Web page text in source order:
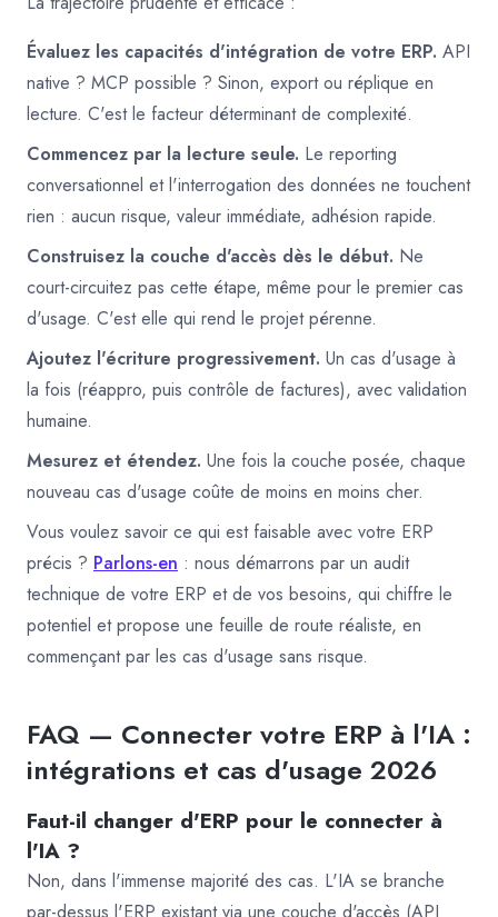
Évaluez les capacités d'intégration de votre ERP. API
native ? MCP possible ? Sinon, export ou réplique en
lecture. C'est le facteur déterminant de complexité.
Commencez par la lecture seule. Le reporting
conversationnel et l'interrogation des données ne touchent
rien : aucun risque, valeur immédiate, adhésion rapide.
Construisez la couche d'accès dès le début. Ne
court-circuitez pas cette étape, même pour le premier cas
d'usage. C'est elle qui rend le projet pérenne.
Ajoutez l'écriture progressivement. Un cas d'usage à
la fois (réappro, puis contrôle de factures), avec validation
humaine.
Mesurez et étendez. Une fois la couche posée, chaque
nouveau cas d'usage coûte de moins en moins cher.
Vous voulez savoir ce qui est faisable avec votre ERP
précis ? Parlons-en : nous démarrons par un audit
technique de votre ERP et de vos besoins, qui chiffre le
potentiel et propose une feuille de route réaliste, en
commençant par les cas d'usage sans risque.
FAQ — Connecter votre ERP à l'IA :
intégrations et cas d'usage 2026
Faut-il changer d'ERP pour le connecter à
l'IA ?
Non, dans l'immense majorité des cas. L'IA se branche